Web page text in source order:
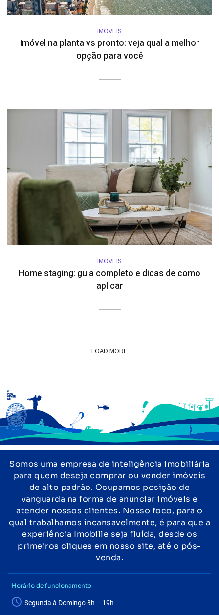
IMOVEIS
Imóvel na planta vs pronto: veja qual a melhor
opção para você
IMOVEIS
Home staging: guia completo e dicas de como
aplicar
LOAD MORE
Somos uma empresa de inteligência imobiliária
para quem deseja comprar ou vender imóveis
de alto padrão. Ocupamos posição de
vanguarda na forma de anunciar imóveis e
atender nossos clientes. Nosso foco, para o
qual trabalhamos incansavelmente, é para que a
experiência Imobille seja fluída, desde os
primeiros cliques em nosso site, até o pós-
venda.
Horário de funcionamento
Segunda à Domingo 8h – 19h